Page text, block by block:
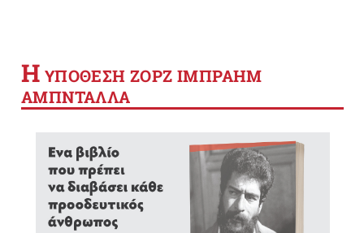
Η YΠΟΘΕΣΗ ΖΟΡΖ ΙΜΠΡΑΗΜ
ΑΜΠΝΤΑΛΛΑ